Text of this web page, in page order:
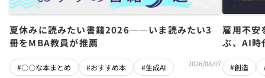
夏休みに読みたい書籍2026――いま読みたい3
冊をMBA教員が推薦
#〇〇な本まとめ #おすすめ本 #生成AI 2026/08/07
雇用不
ぶ、AI時
#創造